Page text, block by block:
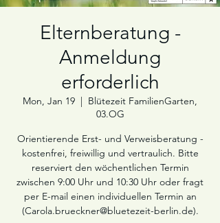
Elternberatung -
Anmeldung
erforderlich
Mon, Jan 19
  |
Blütezeit FamilienGarten,
03.OG
Orientierende Erst- und Verweisberatung -
kostenfrei, freiwillig und vertraulich. Bitte
reserviert den wöchentlichen Termin
zwischen 9:00 Uhr und 10:30 Uhr oder fragt
per E-mail einen individuellen Termin an
(Carola.brueckner@bluetezeit-berlin.de).